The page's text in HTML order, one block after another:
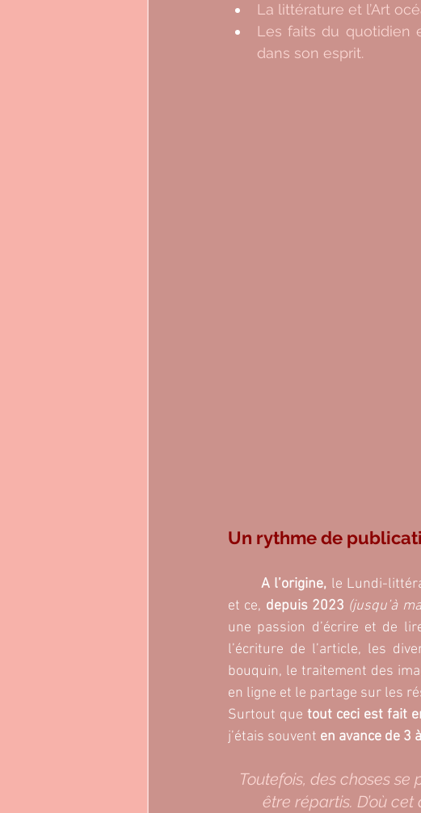
La littérature et l’Art
Les faits du quotidien
dans son esprit.
Un rythme de
A l’origine, le Lundi-
et ce, depuis 2023 (jusqu’à
une passion d’écrire et de
l’écriture de l’article, les
bouquin, le traitement des
en ligne et le partage sur les
Surtout que tout ceci est fait
j’étais souvent en avance de 3
Toutefois, des choses se
être répartis. D’où